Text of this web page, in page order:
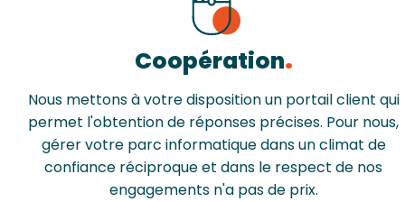
Coopération
Nous mettons à votre disposition un portail client qui
permet l'obtention de réponses précises. Pour nous,
gérer votre parc informatique dans un climat de
confiance réciproque et dans le respect de nos
engagements n'a pas de prix.